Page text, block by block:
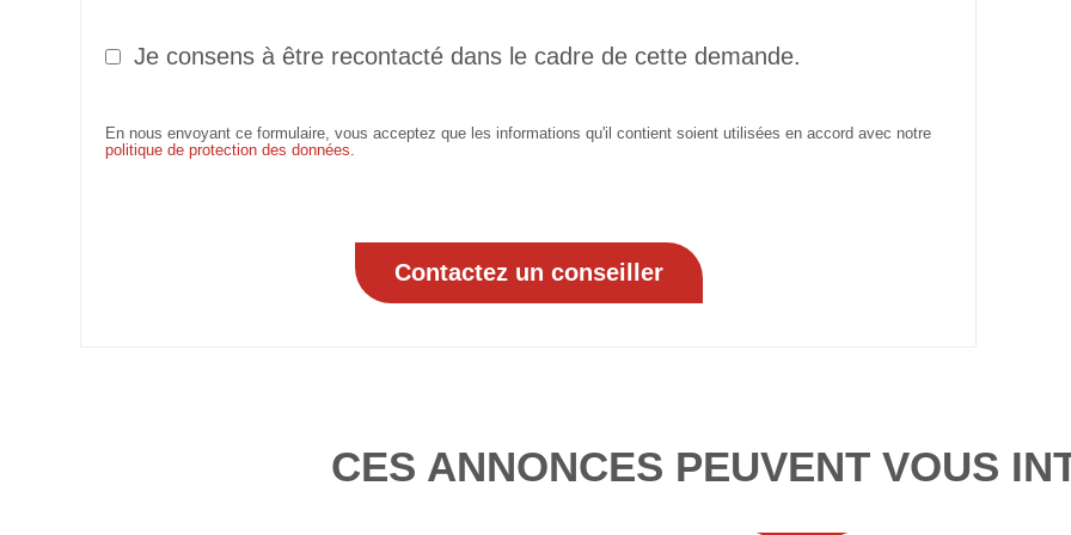
Je consens à être recontacté dans le cadre de cette demande.
En nous envoyant ce formulaire, vous acceptez que les informations qu'il contient soient utilisées en accord avec notre
politique de protection des données.
CES ANNONCES PEUVENT VOUS